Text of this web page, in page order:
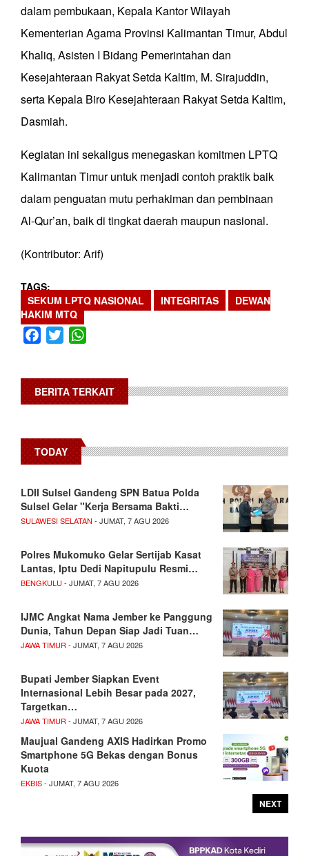
dalam pembukaan, Kepala Kantor Wilayah
Kementerian Agama Provinsi Kalimantan Timur, Abdul
Khaliq, Asisten I Bidang Pemerintahan dan
Kesejahteraan Rakyat Setda Kaltim, M. Sirajuddin,
serta Kepala Biro Kesejahteraan Rakyat Setda Kaltim,
Dasmiah.
Kegiatan ini sekaligus menegaskan komitmen LPTQ
Kalimantan Timur untuk menjadi contoh praktik baik
dalam penguatan mutu perhakiman dan pembinaan
Al-Qur’an, baik di tingkat daerah maupun nasional.
(Kontributor: Arif)
TAGS
SEKUM LPTQ NASIONAL
INTEGRITAS
DEWAN
HAKIM MTQ
Facebook
Twitter
BERITA TERKAIT
TODAY
LDII Sulsel Gandeng SPN Batua Polda
Sulsel Gelar "Kerja Bersama Bakti…
SULAWESI SELATAN - JUMAT, 7 AGU 2026
Polres Mukomuko Gelar Sertijab Kasat
Lantas, Iptu Dedi Napitupulu Resmi…
BENGKULU - JUMAT, 7 AGU 2026
IJMC Angkat Nama Jember ke Panggung
Dunia, Tahun Depan Siap Jadi Tuan…
JAWA TIMUR- JUMAT, 7 AGU 2026
Bupati Jember Siapkan Event
Internasional Lebih Besar pada 2027,
Targetkan…
JAWA TIMUR- JUMAT, 7 AGU 2026
Maujual Gandeng AXIS Hadirkan Promo
Smartphone 5G Bekas dengan Bonus
Kuota
EKBIS- JUMAT, 7 AGU 2026
NEXT